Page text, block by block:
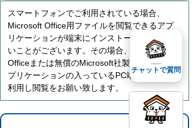
スマートフォンでご利用されている場合、
Microsoft Office用ファイルを閲覧できるアプ
リケーションが端末にインストールされていな
いことがございます。その場合、Microsoft
Officeまたは無償のMicrosoft社製ビューアーア
プリケーションの入っているPC端末などをご
利用し閲覧をお願い致します。
チャットで質問